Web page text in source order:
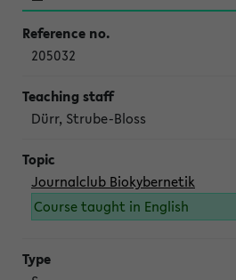
205032
Dürr, Strube-Bloss
Journalclub Biokybernetik
Course taught in English